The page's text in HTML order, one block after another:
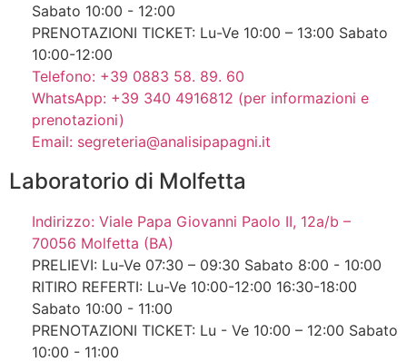
Sabato 10:00 - 12:00
PRENOTAZIONI TICKET: Lu-Ve 10:00 – 13:00 Sabato
10:00-12:00
Telefono: +39 0883 58. 89. 60
WhatsApp: +39 340 4916812 (per informazioni e
prenotazioni)
Email: segreteria@analisipapagni.it
Laboratorio di Molfetta
Indirizzo: Viale Papa Giovanni Paolo II, 12a/b –
70056 Molfetta (BA)
PRELIEVI: Lu-Ve 07:30 – 09:30 Sabato 8:00 - 10:00
RITIRO REFERTI: Lu-Ve 10:00-12:00 16:30-18:00
Sabato 10:00 - 11:00
PRENOTAZIONI TICKET: Lu - Ve 10:00 – 12:00 Sabato
10:00 - 11:00